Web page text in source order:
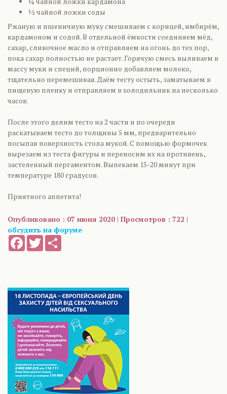
½ чайной ложки соды
Ржаную и пшеничную муку смешиваем с корицей, имбирём,
кардамоном и содой. В отдельной ёмкости соединяем мёд,
сахар, сливочное масло и отправляем на огонь до тех пор,
пока сахар полностью не растает. Горячую смесь выливаем в
массу муки и специй, порционно добавляем молоко,
тщательно перемешивая. Даём тесту остыть, заматываем в
пищевую пленку и отправляем в холодильник на несколько
часов.
После этого делим тесто на 2 части и по очереди
раскатываем тесто до толщины 5 мм, предварительно
посыпав поверхность стола мукой. С помощью формочек
вырезаем из теста фигуры и переносим их на противень,
застеленный пергаментом. Выпекаем 15-20 минут при
температуре 180 градусов.
Приятного аппетита!
Опубликовано : 07 июня 2020 | Просмотров : 722 |
обсудить на форуме
FacebookTwitter